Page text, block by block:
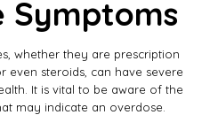
Symptoms
whether they are prescription
even steroids, can have severe
It is vital to be aware of the
may indicate an overdose.